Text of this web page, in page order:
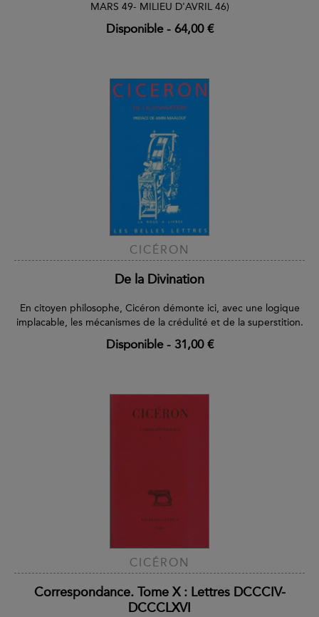
MARS 49- MILIEU D'AVRIL 46)
Disponible- 64,00 €
CICÉRON
De la Divination
En citoyen philosophe, Cicéron démonte ici, avec une logique
implacable, les mécanismes de la crédulité et de la superstition.
Disponible- 31,00 €
CICÉRON
Correspondance. Tome X : Lettres DCCCIV-
DCCCLXVI